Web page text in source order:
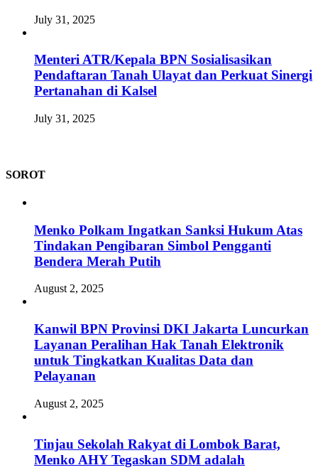
July 31, 2025
Menteri ATR/Kepala BPN Sosialisasikan
Pendaftaran Tanah Ulayat dan Perkuat Sinergi
Pertanahan di Kalsel
July 31, 2025
SOROT
Menko Polkam Ingatkan Sanksi Hukum Atas
Tindakan Pengibaran Simbol Pengganti
Bendera Merah Putih
August 2, 2025
Kanwil BPN Provinsi DKI Jakarta Luncurkan
Layanan Peralihan Hak Tanah Elektronik
untuk Tingkatkan Kualitas Data dan
Pelayanan
August 2, 2025
Tinjau Sekolah Rakyat di Lombok Barat,
Menko AHY Tegaskan SDM adalah